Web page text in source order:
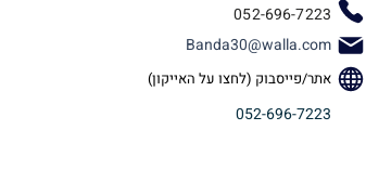
052-696-7223
Banda30@walla.com
אתר/פייסבוק (לחצו על האייקון)
052-696-7223